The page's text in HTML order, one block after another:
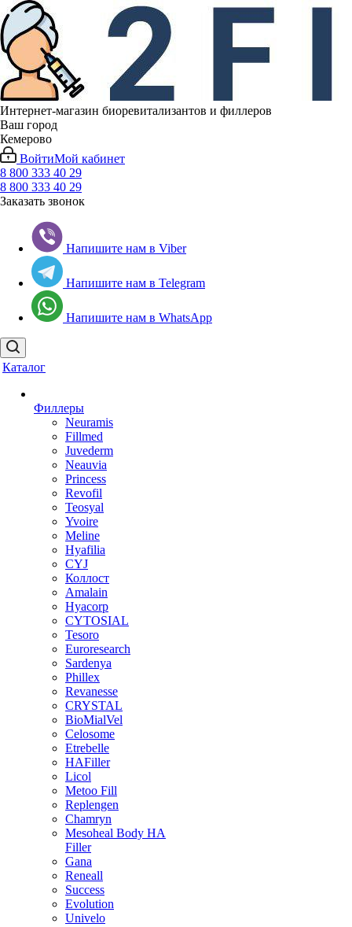
Интернет-магазин биоревитализантов и филлеров
Ваш город
Кемерово
ВойтиМой кабинет
8 800 333 40 29
8 800 333 40 29
Заказать звонок
Напишите нам в Viber
Напишите нам в Telegram
Напишите нам в WhatsApp
Каталог
Филлеры
Neuramis
Fillmed
Juvederm
Neauvia
Princess
Revofil
Teosyal
Yvoire
Meline
Hyafilia
CYJ
Коллост
Amalain
Hyacorp
CYTOSIAL
Tesoro
Euroresearch
Sardenya
Phillex
Revanesse
CRYSTAL
BioMialVel
Celosome
Etrebelle
HAFiller
Licol
Metoo Fill
Replengen
Chamryn
Mesoheal Body HA
Filler
Gana
Reneall
Success
Evolution
Univelo